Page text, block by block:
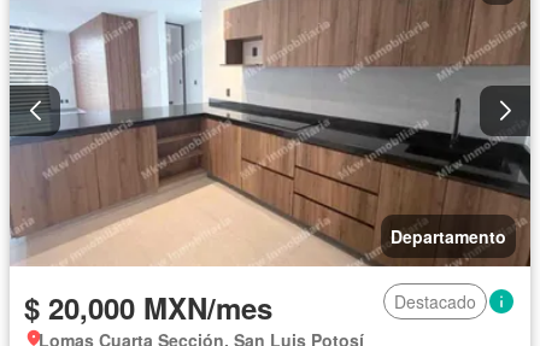
Departamento
$ 20,000 MXN/mes
Destacado
Lomas Cuarta Sección, San Luis Potosí